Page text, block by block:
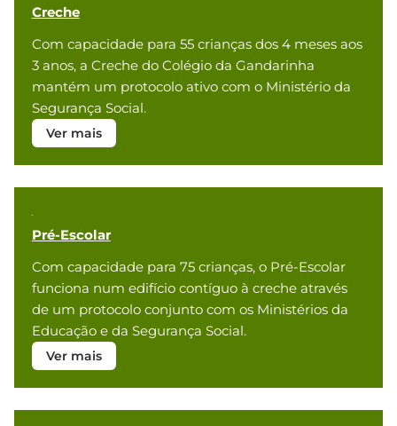
Creche
Com capacidade para 55 crianças dos 4 meses aos
3 anos, a Creche do Colégio da Gandarinha
mantém um protocolo ativo com o Ministério da
Segurança Social.
Ver mais
Pré-Escolar
Com capacidade para 75 crianças, o Pré-Escolar
funciona num edifício contíguo à creche através
de um protocolo conjunto com os Ministérios da
Educação e da Segurança Social.
Ver mais